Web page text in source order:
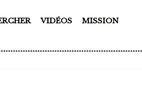
VIDÉOS MISSION